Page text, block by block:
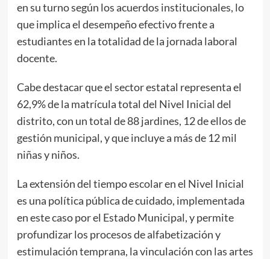
en su turno según los acuerdos institucionales, lo
que implica el desempeño efectivo frente a
estudiantes en la totalidad de la jornada laboral
docente.
Cabe destacar que el sector estatal representa el
62,9% de la matrícula total del Nivel Inicial del
distrito, con un total de 88 jardines, 12 de ellos de
gestión municipal, y que incluye a más de 12 mil
niñas y niños.
La extensión del tiempo escolar en el Nivel Inicial
es una política pública de cuidado, implementada
en este caso por el Estado Municipal, y permite
profundizar los procesos de alfabetización y
estimulación temprana, la vinculación con las artes